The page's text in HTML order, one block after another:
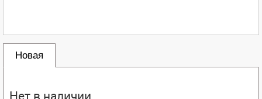
Новая
Нет в наличии